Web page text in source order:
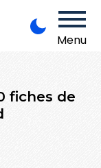
Menu
fiches de